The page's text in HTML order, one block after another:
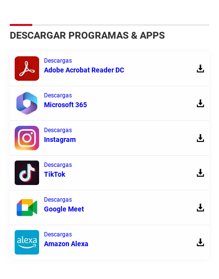
DESCARGAR PROGRAMAS & APPS
Descargas
Adobe Acrobat Reader DC
Descargas
Microsoft 365
Descargas
Instagram
Descargas
TikTok
Descargas
Google Meet
Descargas
Amazon Alexa